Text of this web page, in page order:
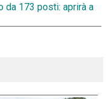
da 173 posti: aprirà a